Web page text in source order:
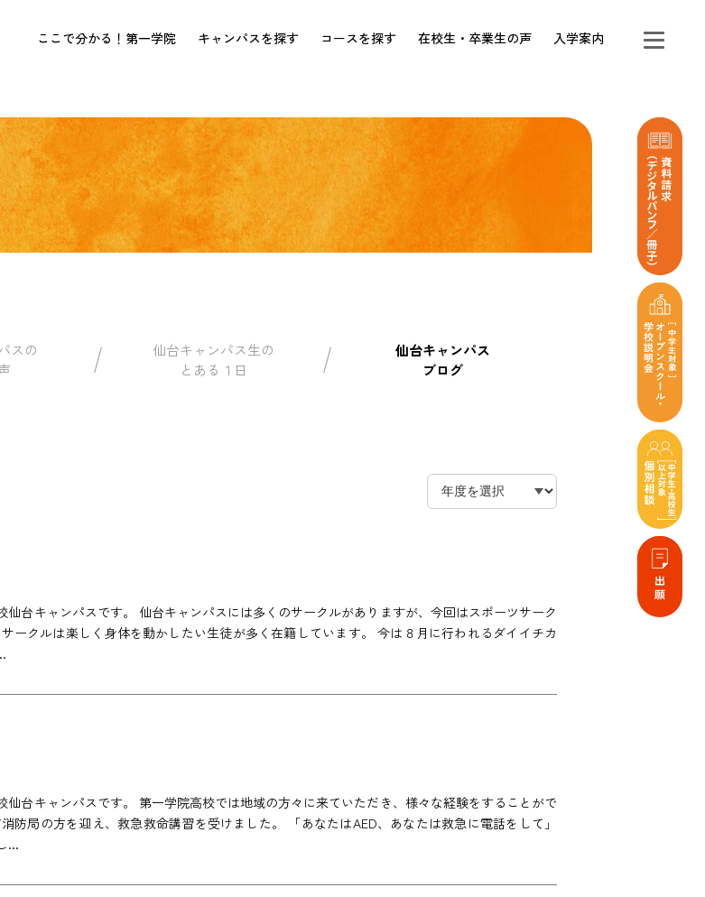
ここで分かる！第一学院 キャンパスを探す コースを探す 在校生・卒業生の声 入学案内
スの
仙台キャンパス生の
とある１日
仙台キャンパス
ブログ
仙台キャンパスです。 仙台キャンパスには多くのサークルがありますが、今回はスポーツサーク
ークルは楽しく身体を動かしたい生徒が多く在籍しています。 今は８月に行われるダイイチカ
仙台キャンパスです。 第一学院高校では地域の方々に来ていただき、様々な経験をすることがで
防局の方を迎え、救急救命講習を受けました。 「あなたはAED、あなたは救急に電話をして」
...